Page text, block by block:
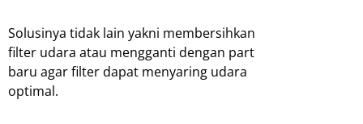
Solusinya tidak lain yakni membersihkan
filter udara atau mengganti dengan part
baru agar filter dapat menyaring udara
optimal.